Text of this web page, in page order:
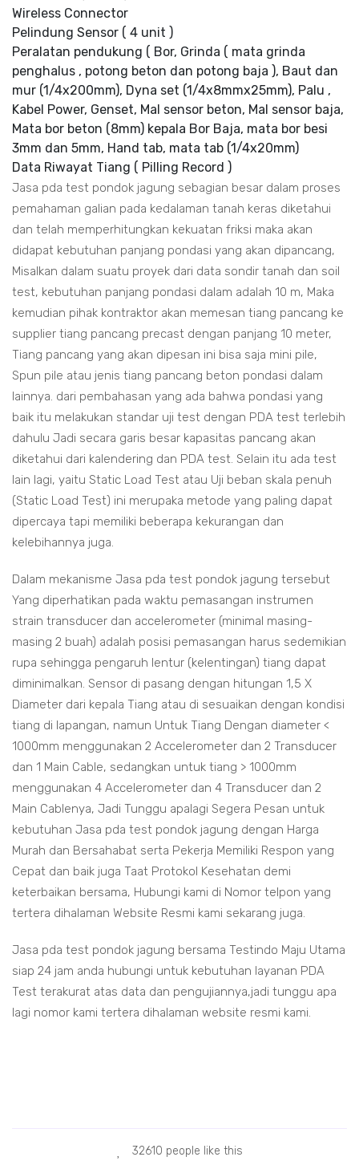
Wireless Connector
Pelindung Sensor ( 4 unit )
Peralatan pendukung ( Bor, Grinda ( mata grinda
penghalus , potong beton dan potong baja ), Baut dan
mur (1/4x200mm), Dyna set (1/4x8mmx25mm), Palu ,
Kabel Power, Genset, Mal sensor beton, Mal sensor baja,
Mata bor beton (8mm) kepala Bor Baja, mata bor besi
3mm dan 5mm, Hand tab, mata tab (1/4x20mm)
Data Riwayat Tiang ( Pilling Record )
Jasa pda test pondok jagung sebagian besar dalam proses
pemahaman galian pada kedalaman tanah keras diketahui
dan telah memperhitungkan kekuatan friksi maka akan
didapat kebutuhan panjang pondasi yang akan dipancang,
Misalkan dalam suatu proyek dari data sondir tanah dan soil
test, kebutuhan panjang pondasi dalam adalah 10 m, Maka
kemudian pihak kontraktor akan memesan tiang pancang ke
supplier tiang pancang precast dengan panjang 10 meter,
Tiang pancang yang akan dipesan ini bisa saja mini pile,
Spun pile atau jenis tiang pancang beton pondasi dalam
lainnya. dari pembahasan yang ada bahwa pondasi yang
baik itu melakukan standar uji test dengan PDA test terlebih
dahulu Jadi secara garis besar kapasitas pancang akan
diketahui dari kalendering dan PDA test. Selain itu ada test
lain lagi, yaitu Static Load Test atau Uji beban skala penuh
(Static Load Test) ini merupaka metode yang paling dapat
dipercaya tapi memiliki beberapa kekurangan dan
kelebihannya juga.
Dalam mekanisme Jasa pda test pondok jagung tersebut
Yang diperhatikan pada waktu pemasangan instrumen
strain transducer dan accelerometer (minimal masing-
masing 2 buah) adalah posisi pemasangan harus sedemikian
rupa sehingga pengaruh lentur (kelentingan) tiang dapat
diminimalkan. Sensor di pasang dengan hitungan 1,5 X
Diameter dari kepala Tiang atau di sesuaikan dengan kondisi
tiang di lapangan, namun Untuk Tiang Dengan diameter <
1000mm menggunakan 2 Accelerometer dan 2 Transducer
dan 1 Main Cable, sedangkan untuk tiang > 1000mm
menggunakan 4 Accelerometer dan 4 Transducer dan 2
Main Cablenya, Jadi Tunggu apalagi Segera Pesan untuk
kebutuhan Jasa pda test pondok jagung dengan Harga
Murah dan Bersahabat serta Pekerja Memiliki Respon yang
Cepat dan baik juga Taat Protokol Kesehatan demi
keterbaikan bersama, Hubungi kami di Nomor telpon yang
tertera dihalaman Website Resmi kami sekarang juga.
Jasa pda test pondok jagung bersama Testindo Maju Utama
siap 24 jam anda hubungi untuk kebutuhan layanan PDA
Test terakurat atas data dan pengujiannya,jadi tunggu apa
lagi nomor kami tertera dihalaman website resmi kami.
32610 people like this